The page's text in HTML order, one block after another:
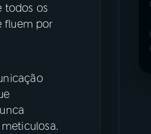
todos os
fluem por